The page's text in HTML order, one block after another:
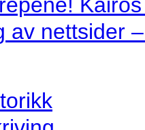
av nettsider